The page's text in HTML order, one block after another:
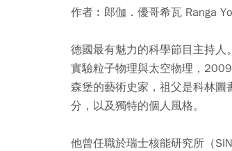
作者︰郎伽．優哥希瓦 Ranga
德國最有魅力的科學節目主持
實驗粒子物理與太空物理，
森堡的藝術史家，祖父是科林
分，以及獨特的個人風格。
他曾任職於瑞士核能研究所（